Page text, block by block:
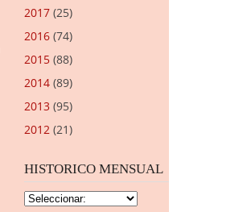
2017 (25)
2016 (74)
2015 (88)
2014 (89)
2013 (95)
2012 (21)
HISTORICO MENSUAL